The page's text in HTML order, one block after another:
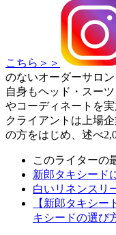
こちら＞＞
のないオーダーサロ
自身もヘッド・スー
やコーディネートを実
クライアントは上場
の方をはじめ、述べ
このライターの
新郎タキシード
白いリネンスリ
【新郎タキシ
キシードの選び